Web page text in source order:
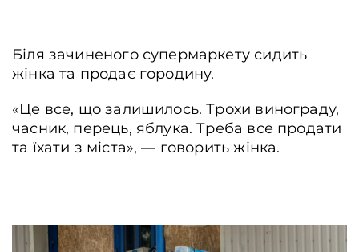
Біля зачиненого супермаркету сидить
жінка та продає городину.
«Це все, що залишилось. Трохи винограду,
часник, перець, яблука. Треба все продати
та їхати з міста», ― говорить жінка.